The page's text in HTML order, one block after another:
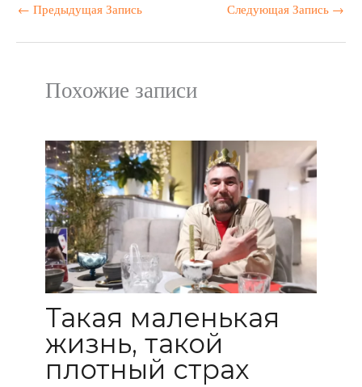
← Предыдущая Запись Следующая Запись →
Похожие записи
Такая маленькая
жизнь, такой
плотный страх